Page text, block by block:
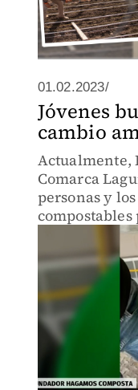
01.02.2023/
Jóvenes
cambio
Actualmente,
Comarca
personas y
orgánica por